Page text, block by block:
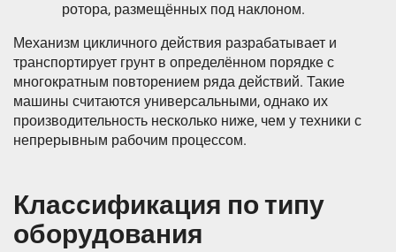
ротора, размещённых под наклоном.
Механизм цикличного действия разрабатывает и
транспортирует грунт в определённом порядке с
многократным повторением ряда действий. Такие
машины считаются универсальными, однако их
производительность несколько ниже, чем у техники с
непрерывным рабочим процессом.
Классификация по типу
оборудования